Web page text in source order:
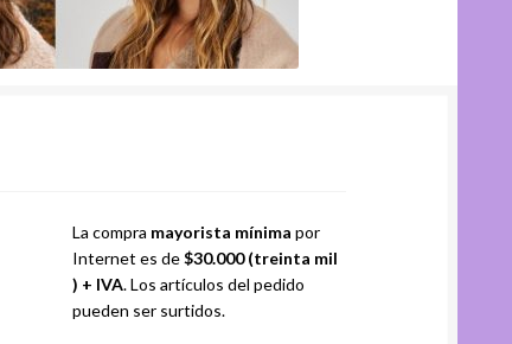
La compra mayorista mínima por
Internet es de$30.000 (treinta mil
) + IVA. Los artículos del pedido
pueden ser surtidos.